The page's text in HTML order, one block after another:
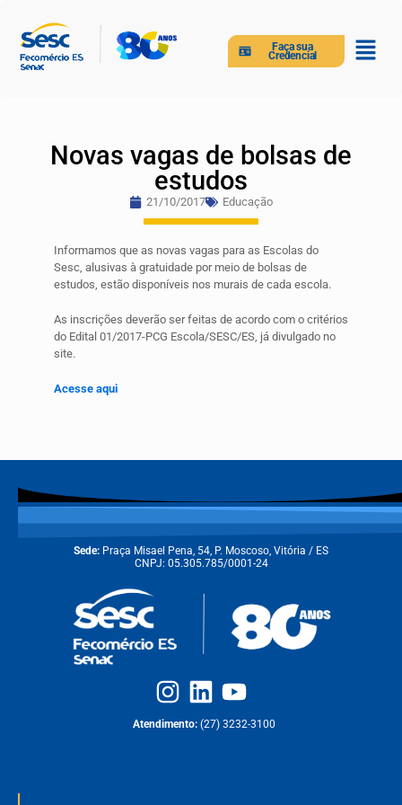
Faça sua
Credencial
Novas vagas de bolsas de
estudos
21/10/2017 Educação
Informamos que as novas vagas para as Escolas do
Sesc, alusivas à gratuidade por meio de bolsas de
estudos, estão disponíveis nos murais de cada escola.
As inscrições deverão ser feitas de acordo com o critérios
do Edital 01/2017-PCG Escola/SESC/ES, já divulgado no
site.
Acesse aqui
Sede: Praça Misael Pena, 54, P. Moscoso, Vitória / ES
CNPJ: 05.305.785/0001-24
Atendimento: (27) 3232-3100